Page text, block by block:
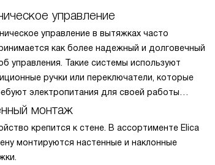
управление
управление в вытяжках часто
как более надежный и долговечный
управления. Такие системы используют
ручки или переключатели, которые
электропитания для своей работы
подвержены поломкам по сравнению
монтаж
крепится к стене. В ассортименте Elica
монтируются настенные и наклонные